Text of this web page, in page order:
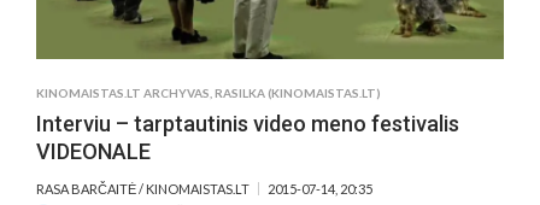
KINOMAISTAS.LT ARCHYVAS RASILKA (KINOMAISTAS.LT)
Interviu – tarptautinis video meno festivalis
VIDEONALE
RASA BARČAITĖ / KINOMAISTAS.LT 2015-07-14, 20:35